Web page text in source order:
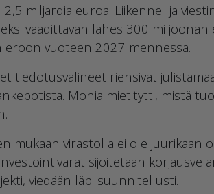
miljardia euroa. Liikenne- ja
vaadittavan lähes 300
eroon vuoteen 2027 mennessä.
tiedotusvälineet riensivät
Monia mietitytti, mistä
mukaan virastolla ei ole juurikaan
sijoitetaan
viedään läpi suunnitellusti.